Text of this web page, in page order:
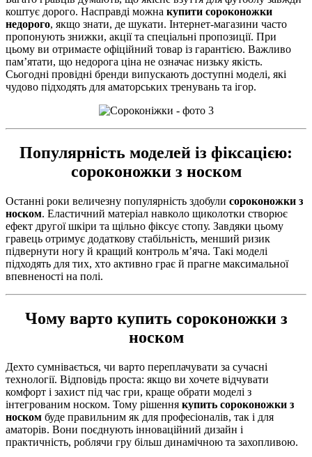
коштує дорого. Насправді можна купити сороконожки
недорого, якщо знати, де шукати. Інтернет-магазини часто
пропонують знижки, акції та спеціальні пропозиції. При
цьому ви отримаєте офіційний товар із гарантією. Важливо
пам’ятати, що недорога ціна не означає низьку якість.
Сьогодні провідні бренди випускають доступні моделі, які
чудово підходять для аматорських тренувань та ігор.
Популярність моделей із фіксацією:
сороконожки з носком
Останні роки величезну популярність здобули сороконожки з
носком. Еластичний матеріал навколо щиколотки створює
ефект другої шкіри та щільно фіксує стопу. Завдяки цьому
гравець отримує додаткову стабільність, менший ризик
підвернути ногу й кращий контроль м’яча. Такі моделі
підходять для тих, хто активно грає й прагне максимальної
впевненості на полі.
Чому варто купить сороконожки з
носком
Дехто сумнівається, чи варто переплачувати за сучасні
технології. Відповідь проста: якщо ви хочете відчувати
комфорт і захист під час гри, краще обрати моделі з
інтегрованим носком. Тому рішення купить сороконожки з
носком буде правильним як для професіоналів, так і для
аматорів. Вони поєднують інноваційний дизайн і
практичність, роблячи гру більш динамічною та захопливою.